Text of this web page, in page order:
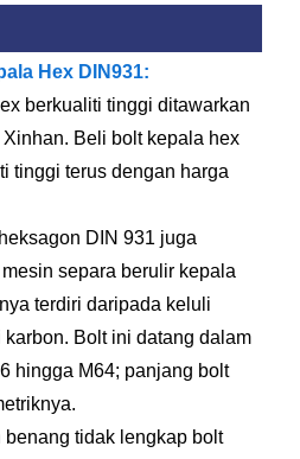
Hex DIN931:
berkualiti tinggi ditawarkan
Beli bolt kepala hex
tinggi terus dengan harga
DIN 931 juga
separa berulir kepala
terdiri daripada keluli
Bolt ini datang dalam
hingga M64; panjang bolt
tidak lengkap bolt